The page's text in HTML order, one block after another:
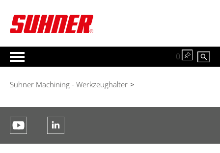
0
Suhner Machining - Werkzeughalter >